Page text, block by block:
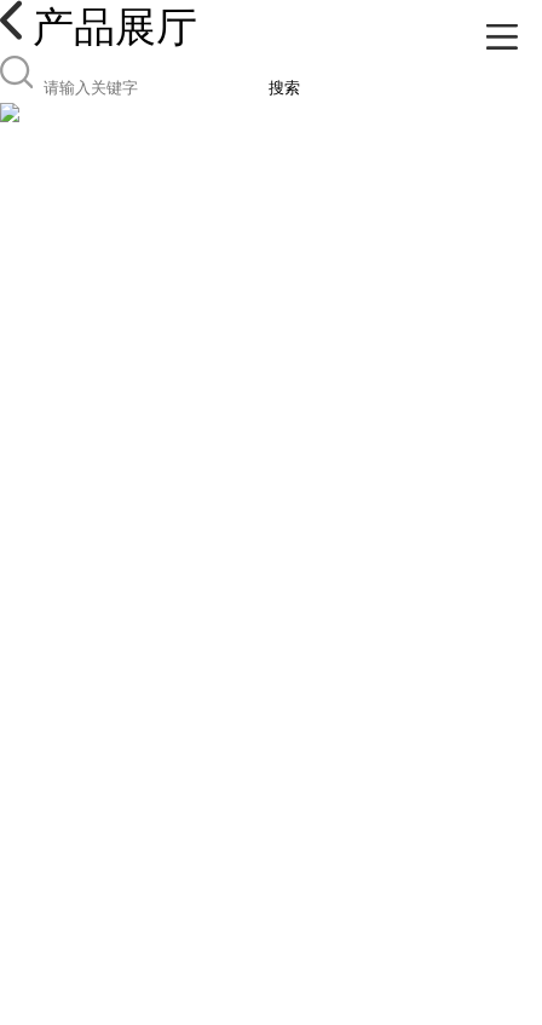
产品展厅
搜索